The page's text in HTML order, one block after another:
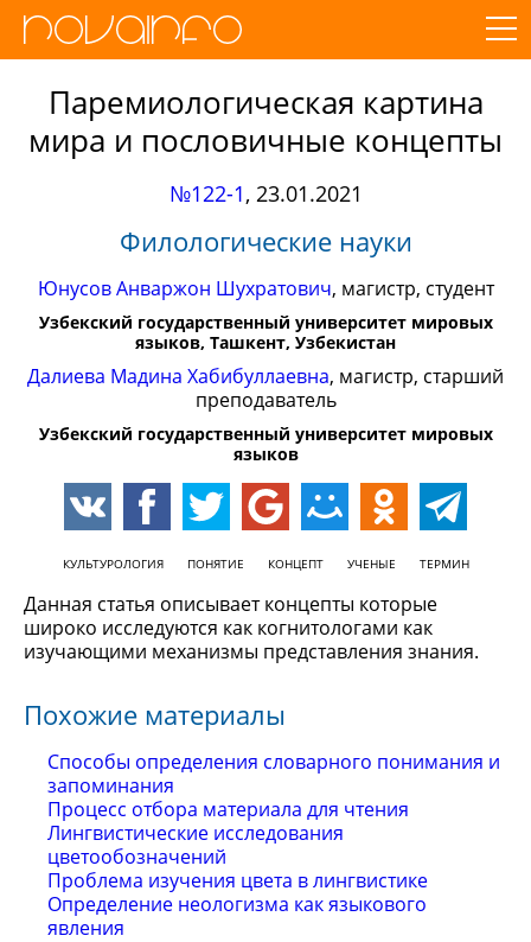
Паремиологическая картина
мира и пословичные концепты
№122-1, 23.01.2021
Филологические науки
Юнусов Анваржон Шухратович, магистр, студент
Узбекский государственный университет мировых
языков, Ташкент, Узбекистан
Далиева Мадина Хабибуллаевна, магистр, старший
преподаватель
Узбекский государственный университет мировых
языков
КУЛЬТУРОЛОГИЯ ПОНЯТИЕ КОНЦЕПТ УЧЕНЫЕ ТЕРМИН
Данная статья описывает концепты которые
широко исследуются как когнитологами как
изучающими механизмы представления знания.
Похожие материалы
Способы определения словарного понимания и
запоминания
Процесс отбора материала для чтения
Лингвистические исследования
цветообозначений
Проблема изучения цвета в лингвистике
Определение неологизма как языкового
явления